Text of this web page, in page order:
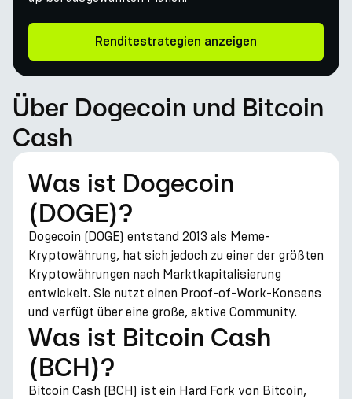
Renditestrategien anzeigen
Über Dogecoin und Bitcoin
Cash
Was ist Dogecoin
(DOGE)?
Dogecoin (DOGE) entstand 2013 als Meme-
Kryptowährung, hat sich jedoch zu einer der größten
Kryptowährungen nach Marktkapitalisierung
entwickelt. Sie nutzt einen Proof-of-Work-Konsens
und verfügt über eine große, aktive Community.
Was ist Bitcoin Cash
(BCH)?
Bitcoin Cash (BCH) ist ein Hard Fork von Bitcoin,